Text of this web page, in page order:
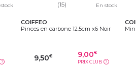
?
(15) En stock
COIFFEO
Pinces en carbone 12.5cm x6 Noir
9,50€ 9,00€
PRIX CLUB ?